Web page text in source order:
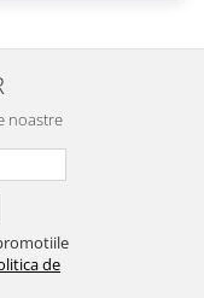
noastre
de